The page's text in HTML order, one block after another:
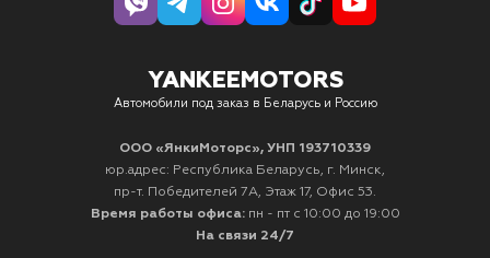
YANKEEMOTORS
Автомобили под заказ в Беларусь и Россию
ООО «ЯнкиМоторс», УНП 193710339
юр.адрес: Республика Беларусь, г. Минск,
пр-т. Победителей 7А, Этаж 17, Офис 53.
Время работы офиса: пн - пт с 10:00 до 19:00
На связи 24/7